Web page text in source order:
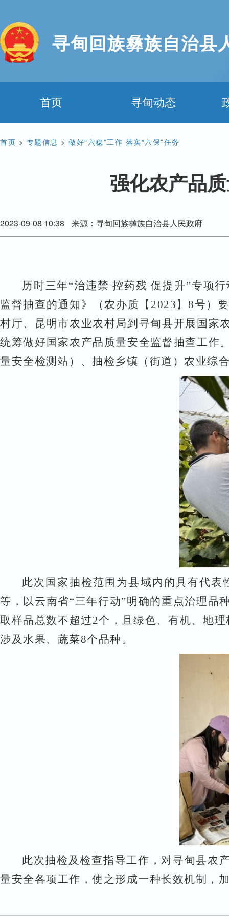
寻甸回族彝族自治县
首页 寻甸动态
首页 > 专题信息 > 做好“六稳”工作 落实“六保”任务
强化农产品
2023-09-08 10:38 来源：寻甸回族彝族自治县人民政府
历时三年“治违禁 控药残 促提升”专项
监督抽查的通知》 （农办质 【 2023 】 8号）
村厅、昆明市农业农村局到寻甸县开展国家
统筹做好国家农产品质量安全监督抽查工作
量安全检测站）
、抽检乡镇（街道）农业综
此次国家抽检范围为县域内的具有代表
等 ， 以云南省“三年行动”明确的重点治理品
取样品总数不超过2个，且绿色、有机、地
涉及水果、蔬菜8个品种。
此次抽检及检查指导工作，对寻甸县农
量安全各项工作 ，使之形成一种长效机制，